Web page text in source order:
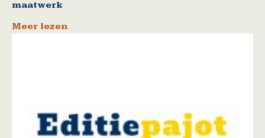
maatwerk
Meer lezen